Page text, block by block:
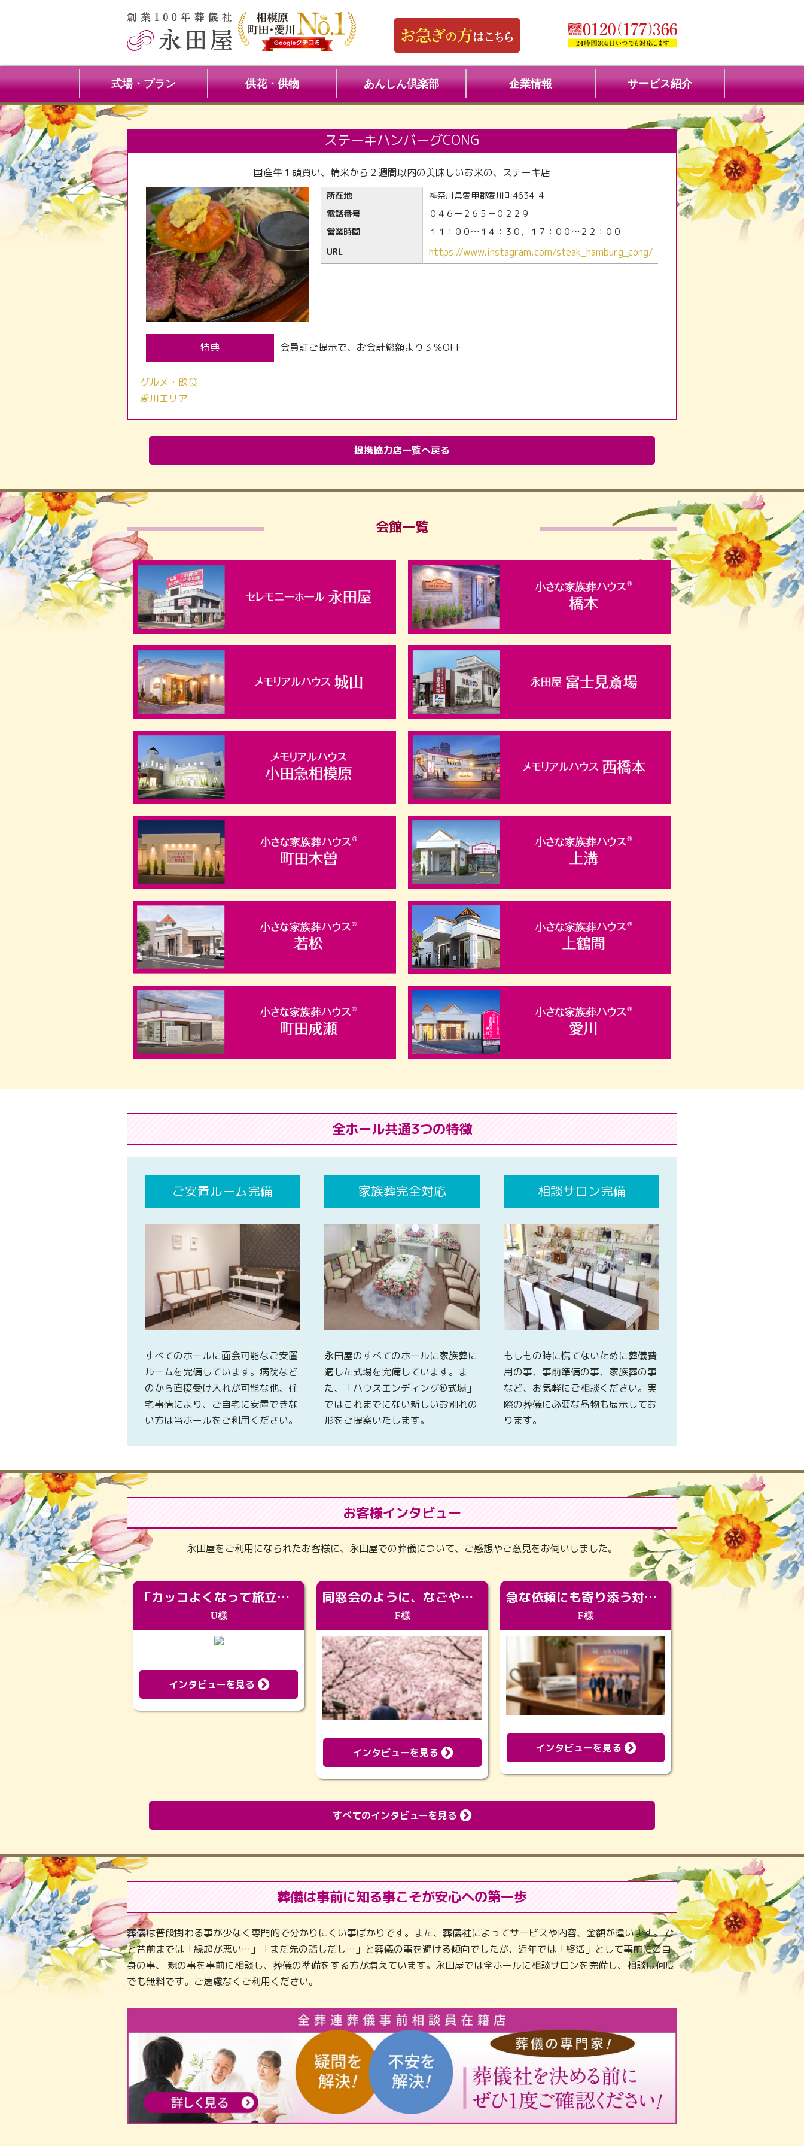
式場・プラン 供花・供物 あんしん倶楽部 企業情報 サービス紹介
ステーキハンバーグCONG
国産牛１頭買い、精米から２週間以内の美味しいお米の、ステーキ店
所在地
神奈川県愛甲郡愛川町4634-4
電話番号
０４６ー２６５－０２２９
営業時間
１１：００～１４：３０，１７：００～２２：００
URL
https://www.instagram.com/steak_hamburg_cong/
特典 会員証ご提示で、お会計総額より３％OFF
グルメ・飲食
愛川エリア
提携協力店一覧へ戻る
会館一覧
全ホール共通3つの特徴
ご安置ルーム完備
すべてのホールに面会可能なご安置
ルームを完備しています。病院など
のから直接受け入れが可能な他、住
宅事情により、ご自宅に安置できな
い方は当ホールをご利用ください。
家族葬完全対応
永田屋のすべてのホールに家族葬に
適した式場を完備しています。ま
た、「ハウスエンディング®式場」
ではこれまでにない新しいお別れの
形をご提案いたします。
相談サロン完備
もしもの時に慌てないために葬儀費
用の事、事前準備の事、家族葬の事
など、お気軽にご相談ください。実
際の葬儀に必要な品物も展示してお
ります。
お客様インタビュー
永田屋をご利用になられたお客様に、永田屋での葬儀について、ご感想やご意見をお伺いしました。
「カッコよくなって旅立っていってくれました（笑）もっとカッコいいって言ってあげればよかったな」
U様
インタビューを見る
同窓会のように、なごやかに。92歳の旅立ちを彩った、再会と感謝の場
F様
インタビューを見る
急な依頼にも寄り添う対応。メモリアルコーナーで振り返る大切な日々
F様
インタビューを見る
すべてのインタビューを見る
葬儀は事前に知る事こそが安心への第一歩
葬儀は普段関わる事が少なく専門的で分かりにくい事ばかりです。また、葬儀社によってサービスや内容、金額が違います。 ひ
と昔前までは「縁起が悪い…」「まだ先の話しだし…」と葬儀の事を避ける傾向でしたが、近年では「終活」として事前にご自
身の事、 親の事を事前に相談し、葬儀の準備をする方が増えています。永田屋では全ホールに相談サロンを完備し、相談は何度
でも無料です。ご遠慮なくご利用ください。